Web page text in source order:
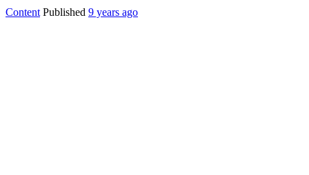
Content Published 9 years ago